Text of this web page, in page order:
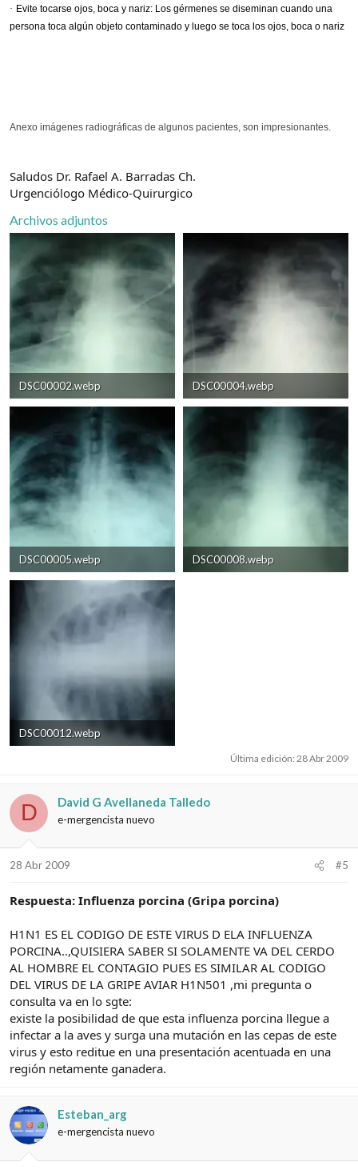
· Evite tocarse ojos, boca y nariz: Los gérmenes se diseminan cuando una
persona toca algún objeto contaminado y luego se toca los ojos, boca o nariz
Anexo imágenes radiográficas de algunos pacientes, son impresionantes.
Saludos Dr. Rafael A. Barradas Ch.
Urgenciólogo Médico-Quirurgico
Archivos adjuntos
DSC00002.webp
9 KB · Visitas: 78
DSC00004.webp
6,9 KB · Visitas: 60
DSC00005.webp
8,8 KB · Visitas: 47
DSC00008.webp
DSC00012.webp
Última edición: 28 Abr 2009
D David G Avellaneda Talledo
e-mergencista nuevo
28 Abr 2009 #5
Respuesta: Influenza porcina (Gripa porcina)
H1N1 ES EL CODIGO DE ESTE VIRUS D ELA INFLUENZA
PORCINA..,QUISIERA SABER SI SOLAMENTE VA DEL CERDO
AL HOMBRE EL CONTAGIO PUES ES SIMILAR AL CODIGO
DEL VIRUS DE LA GRIPE AVIAR H1N501 ,mi pregunta o
consulta va en lo sgte:
existe la posibilidad de que esta influenza porcina llegue a
infectar a la aves y surga una mutación en las cepas de este
virus y esto reditue en una presentación acentuada en una
región netamente ganadera.
Esteban_arg
e-mergencista nuevo